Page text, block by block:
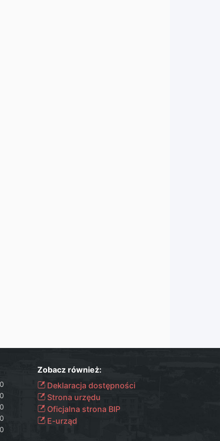
Zobacz również:
Deklaracja dostępności
Strona urzędu
Oficjalna strona BIP
E-urząd